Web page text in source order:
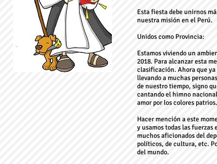
Esta fiesta debe unirnos
nuestra misión en el Perú.
Unidos como Provincia:
Estamos viviendo un
2018. Para alcanzar esta
clasificación. Ahora que
llevando a muchas
de nuestro tiempo, signo
cantando el himno
amor por los colores patrios.
Hacer mención a este
y usamos todas las fuerzas
muchos aficionados del
políticos, de cultura, etc.
del mundo.